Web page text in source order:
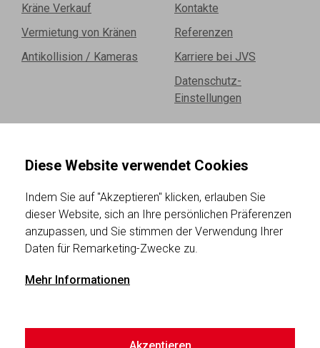
Kräne Verkauf
Vermietung von Kränen
Antikollision / Kameras
Kontakte
Referenzen
Karriere bei JVS
Datenschutz-
Einstellungen
Vermietung, Verkauf und Wiedervermietung von
Turmdrehkränen. JVS gewährleistet Installation,
Wartung, Service, Spezialtransport,
spezielle Kamerasysteme für Kranführer.
Diese Website verwendet Cookies
Indem Sie auf "Akzeptieren" klicken, erlauben Sie
dieser Website, sich an Ihre persönlichen Präferenzen
anzupassen, und Sie stimmen der Verwendung Ihrer
Daten für Remarketing-Zwecke zu.
Mehr Informationen
Akzeptieren